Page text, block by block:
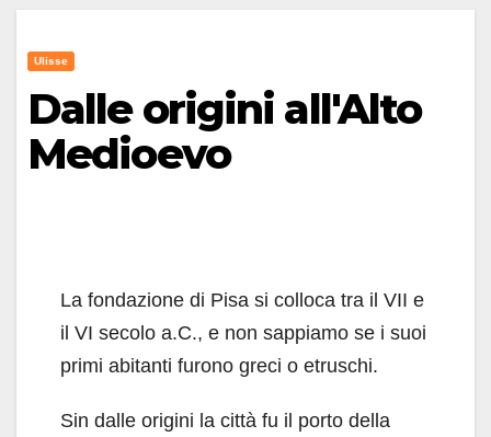
Ulisse
Dalle origini all'Alto
Medioevo
La fondazione di Pisa si colloca tra il VII e
il VI secolo a.C., e non sappiamo se i suoi
primi abitanti furono greci o etruschi.
Sin dalle origini la città fu il porto della